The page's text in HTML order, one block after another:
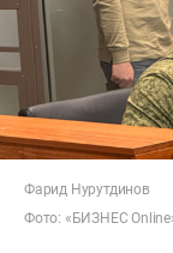
Фарид Нурутдинов
Фото: «БИЗНЕС